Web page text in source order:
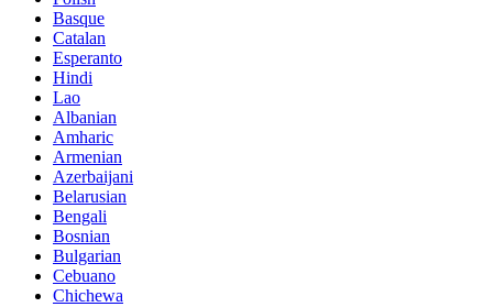
Basque
Catalan
Esperanto
Hindi
Lao
Albanian
Amharic
Armenian
Azerbaijani
Belarusian
Bengali
Bosnian
Bulgarian
Cebuano
Chichewa